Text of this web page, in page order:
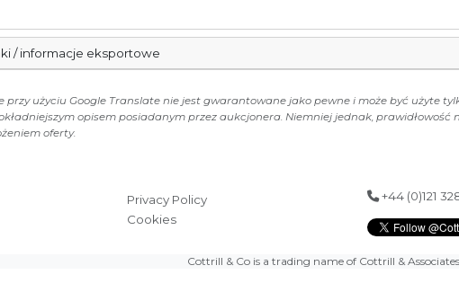
/ informacje eksportowe
przy użyciu Google Translate nie jest gwarantowane jako pewne i może być użyte
opisem posiadanym przez aukcjonera. Niemniej jednak,
oferty.
Privacy Policy
Cookies
+44 (0)121
Cottrill & Co is a trading name of Cottrill &